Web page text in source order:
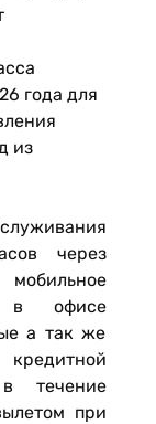
года для
из
через
в офисе
а так же
течение
при